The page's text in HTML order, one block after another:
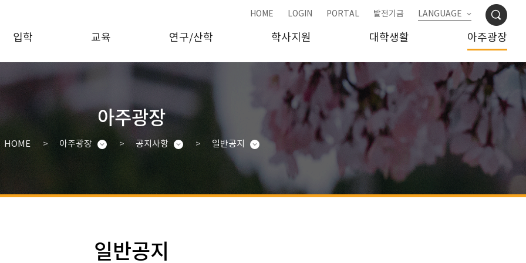
HOME LOGIN PORTAL 발전기금 LANGUAGE
입학 교육 연구/산학 학사지원 대학생활 아주광장
아주광장
HOME 아주광장 공지사항 일반공지
일반공지